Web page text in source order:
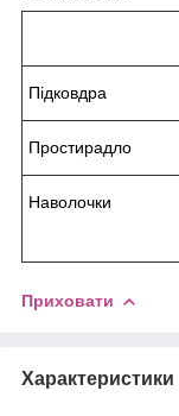
Підковдра
Простирадло
Наволочки
Приховати
Характеристики